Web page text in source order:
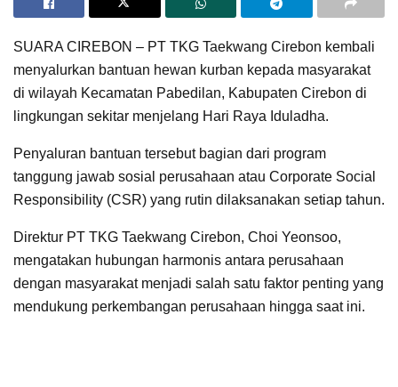
SUARA CIREBON – PT TKG Taekwang Cirebon kembali
menyalurkan bantuan hewan kurban kepada masyarakat
di wilayah Kecamatan Pabedilan, Kabupaten Cirebon di
lingkungan sekitar menjelang Hari Raya Iduladha.
Penyaluran bantuan tersebut bagian dari program
tanggung jawab sosial perusahaan atau Corporate Social
Responsibility (CSR) yang rutin dilaksanakan setiap tahun.
Direktur PT TKG Taekwang Cirebon, Choi Yeonsoo,
mengatakan hubungan harmonis antara perusahaan
dengan masyarakat menjadi salah satu faktor penting yang
mendukung perkembangan perusahaan hingga saat ini.